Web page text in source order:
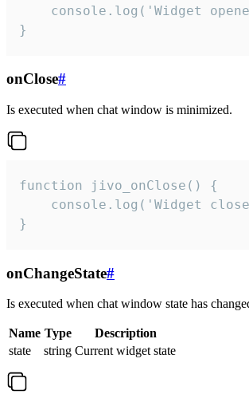
console.log('Widget
}
onClose#
Is executed when chat window is minimized.
function jivo_onClose() {
console.log('Widget
}
onChangeState#
Is executed when chat window state has
Name Type
Description
state
string Current widget state